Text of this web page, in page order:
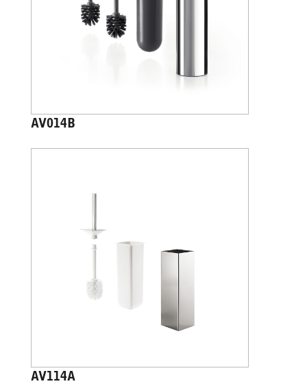
AV014B
AV114A